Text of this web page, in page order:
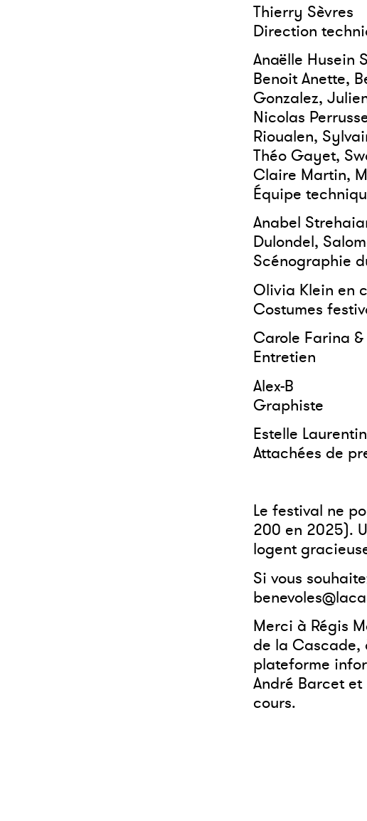
Thierry Sèvres
Direction
Anaëlle Husein
Benoit Anette,
Gonzalez,
Nicolas
Rioualen,
Théo Gayet,
Claire Martin,
Équipe
Anabel
Dulondel,
Scénographie
Olivia Klein en
Costumes
Carole Farina
Entretien
Alex-B
Graphiste
Estelle
Attachées de
Le festival ne
200 en 2025).
logent
Si vous
Merci à Régis
de la Cascade,
plateforme
André Barcet
cours.